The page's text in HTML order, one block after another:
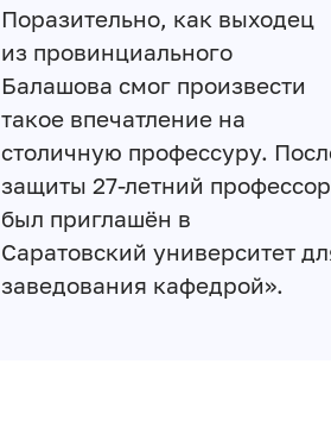
Поразительно, как выходец
из провинциального
Балашова смог произвести
такое впечатление на
столичную профессуру.
защиты 27-летний профессор
был приглашён в
Саратовский университет
заведования кафедрой».